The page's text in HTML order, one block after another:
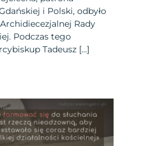
i Polski, odbyło
Rady
Podczas tego
Tadeusz […]